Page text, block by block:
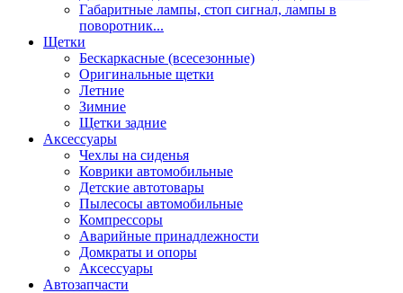
Габаритные лампы, стоп сигнал, лампы в
поворотник...
Щетки
Бескаркасные (всесезонные)
Оригинальные щетки
Летние
Зимние
Щетки задние
Аксессуары
Чехлы на сиденья
Коврики автомобильные
Детские автотовары
Пылесосы автомобильные
Компрессоры
Аварийные принадлежности
Домкраты и опоры
Аксессуары
Автозапчасти